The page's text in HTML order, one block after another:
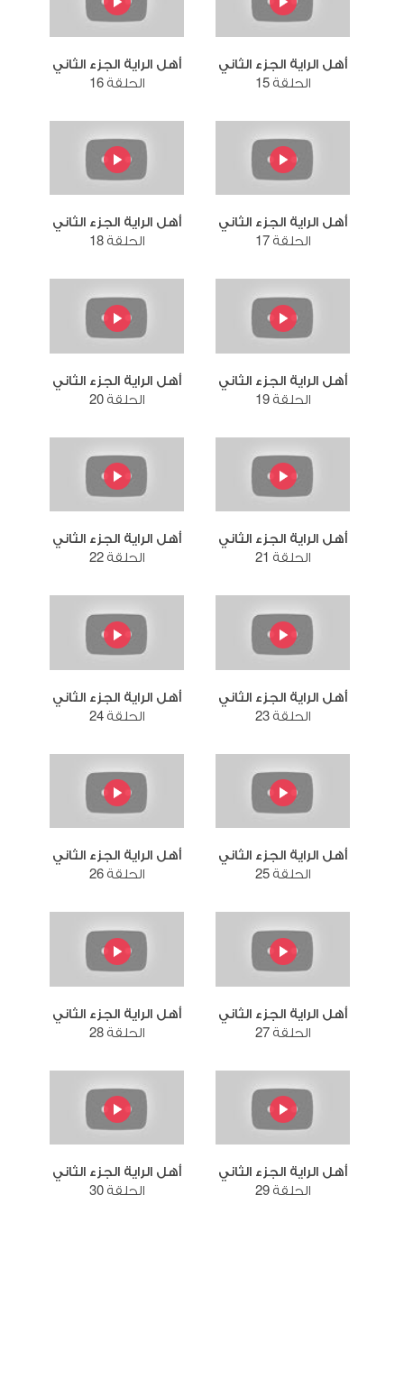
أهل الراية الجزء الثاني
الحلقة 15
أهل الراية الجزء الثاني
الحلقة 16
أهل الراية الجزء الثاني
الحلقة 17
أهل الراية الجزء الثاني
الحلقة 18
أهل الراية الجزء الثاني
الحلقة 19
أهل الراية الجزء الثاني
الحلقة 20
أهل الراية الجزء الثاني
الحلقة 21
أهل الراية الجزء الثاني
الحلقة 22
أهل الراية الجزء الثاني
الحلقة 23
أهل الراية الجزء الثاني
الحلقة 24
أهل الراية الجزء الثاني
الحلقة 25
أهل الراية الجزء الثاني
الحلقة 26
أهل الراية الجزء الثاني
الحلقة 27
أهل الراية الجزء الثاني
الحلقة 28
أهل الراية الجزء الثاني
الحلقة 29
أهل الراية الجزء الثاني
الحلقة 30